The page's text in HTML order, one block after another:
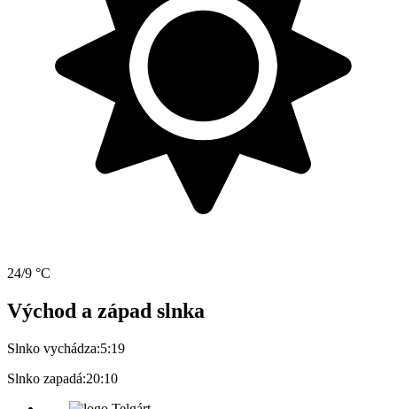
24/9 °C
Východ a západ slnka
Slnko vychádza:5:19
Slnko zapadá:20:10